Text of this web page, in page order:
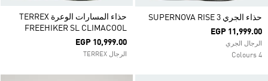
حذاء الجري SUPERNOVA RISE 3
EGP 11,999.00
الرجال الجري
4 Colours
حذاء المسارات الوعرة TERREX
FREEHIKER SL CLIMACOOL
EGP 10,999.00
الرجال TERREX